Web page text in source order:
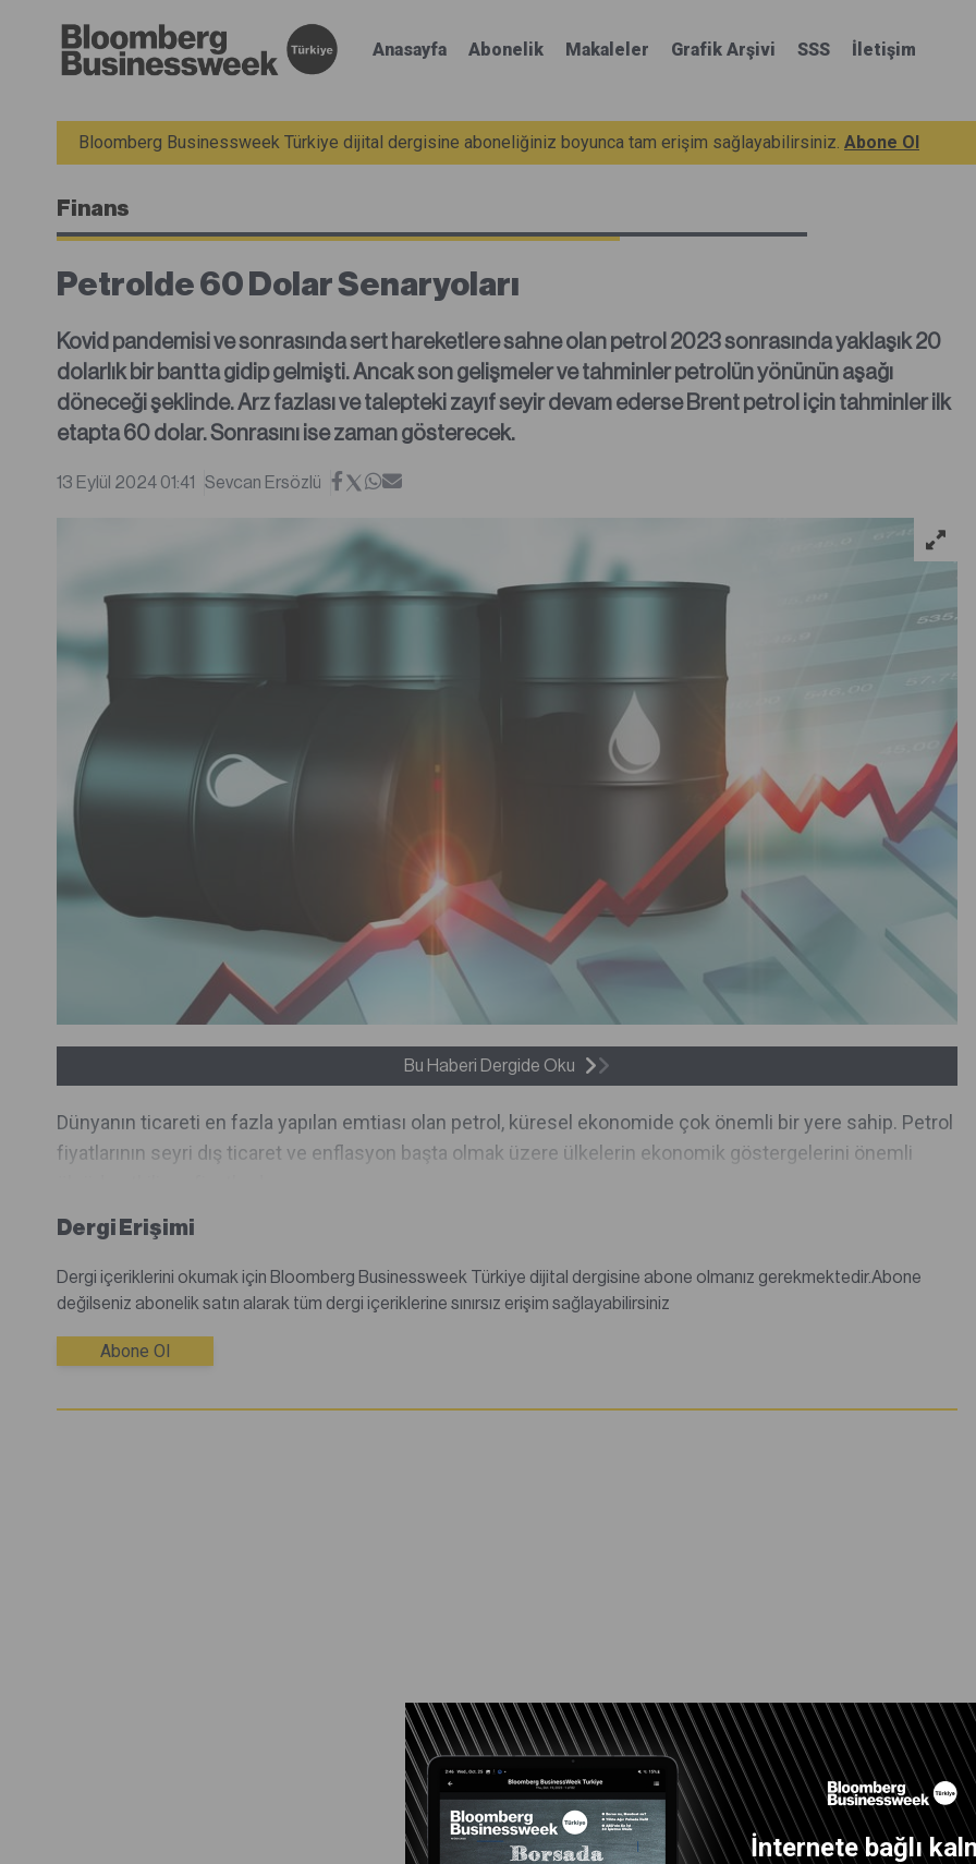
İnternete bağlı
Anasayfa Abonelik Makaleler Grafik Arşivi SSS İletişim
Bloomberg Businessweek Türkiye dijital dergisine aboneliğiniz boyunca tam erişim sağlayabilirsiniz. Abone Ol
Finans
Petrolde 60 Dolar Senaryoları
Kovid pandemisi ve sonrasında sert hareketlere sahne olan petrol 2023 sonrasında yaklaşık 20
dolarlık bir bantta gidip gelmişti. Ancak son gelişmeler ve tahminler petrolün yönünün aşağı
döneceği şeklinde. Arz fazlası ve talepteki zayıf seyir devam ederse Brent petrol için tahminler ilk
etapta 60 dolar. Sonrasını ise zaman gösterecek.
13 Eylül 2024 01:41 Sevcan Ersözlü
Bu Haberi Dergide Oku
Dünyanın ticareti en fazla yapılan emtiası olan petrol, küresel ekonomide çok önemli bir yere sahip. Petrol
fiyatlarının seyri dış ticaret ve enflasyon başta olmak üzere ülkelerin ekonomik göstergelerini önemli
Dergi Erişimi
Dergi içeriklerini okumak için Bloomberg Businessweek Türkiye dijital dergisine abone olmanız gerekmektedir.Abone
değilseniz abonelik satın alarak tüm dergi içeriklerine sınırsız erişim sağlayabilirsiniz
Abone Ol